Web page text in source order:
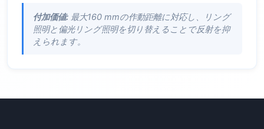
付加価値: 最大160 mmの作動距離に対応し、リング
照明と偏光リング照明を切り替えることで反射を抑
えられます。